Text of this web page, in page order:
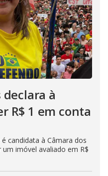
à
R$ 1 em conta
candidata à Câmara dos
imóvel avaliado em R$